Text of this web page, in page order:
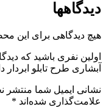
دیدگاهها
هیچ دیدگاهی برای این
اولین نفری باشید که
آبشاری طرح تابلو ابردار
نشانی ایمیل شما منتشر
علامت‌گذاری شده‌اند *